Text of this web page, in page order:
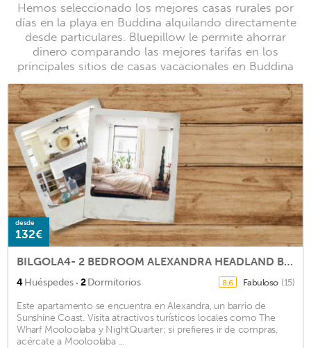
Hemos seleccionado los mejores casas rurales por
días en la playa en Buddina alquilando directamente
desde particulares. Bluepillow le permite ahorrar
dinero comparando las mejores tarifas en los
principales sitios de casas vacacionales en Buddina
desde
132€
BILGOLA4- 2 BEDROOM ALEXANDRA HEADLAND BEACH APARTMENT
4Huéspedes · 2Dormitorios 8,6 Fabuloso (15)
Este apartamento se encuentra en Alexandra, un barrio de
Sunshine Coast. Visita atractivos turísticos locales como The
Wharf Mooloolaba y NightQuarter; si prefieres ir de compras,
acércate a Mooloolaba ...